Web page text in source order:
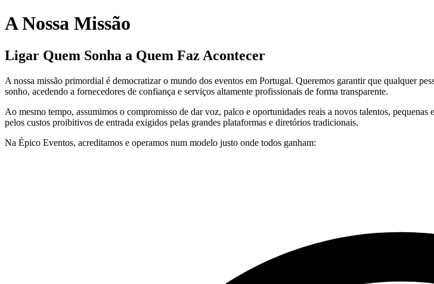
A Nossa Missão
Ligar Quem Sonha a Quem Faz Acontecer
A nossa missão primordial é democratizar o mundo dos eventos em Portugal. Queremos garantir que qualquer
sonho, acedendo a fornecedores de confiança e serviços altamente profissionais de forma transparente.
Ao mesmo tempo, assumimos o compromisso de dar voz, palco e oportunidades reais a novos talentos,
pelos custos proibitivos de entrada exigidos pelas grandes plataformas e diretórios tradicionais.
Na Épico Eventos, acreditamos e operamos num modelo justo onde todos ganham: